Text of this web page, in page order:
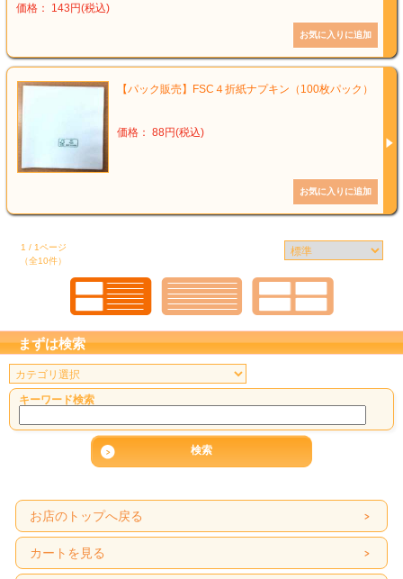
価格： 143円(税込)
【パック販売】FSC４折紙ナプキン（100枚パック）
価格： 88円(税込)
1 / 1ページ
（全10件）
まずは検索
キーワード検索
お店のトップへ戻る
カートを見る